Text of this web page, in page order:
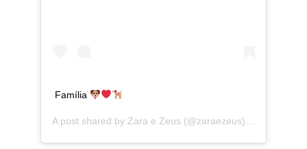
Família
A post shared by Zara e Zeus (@zaraezeus) on